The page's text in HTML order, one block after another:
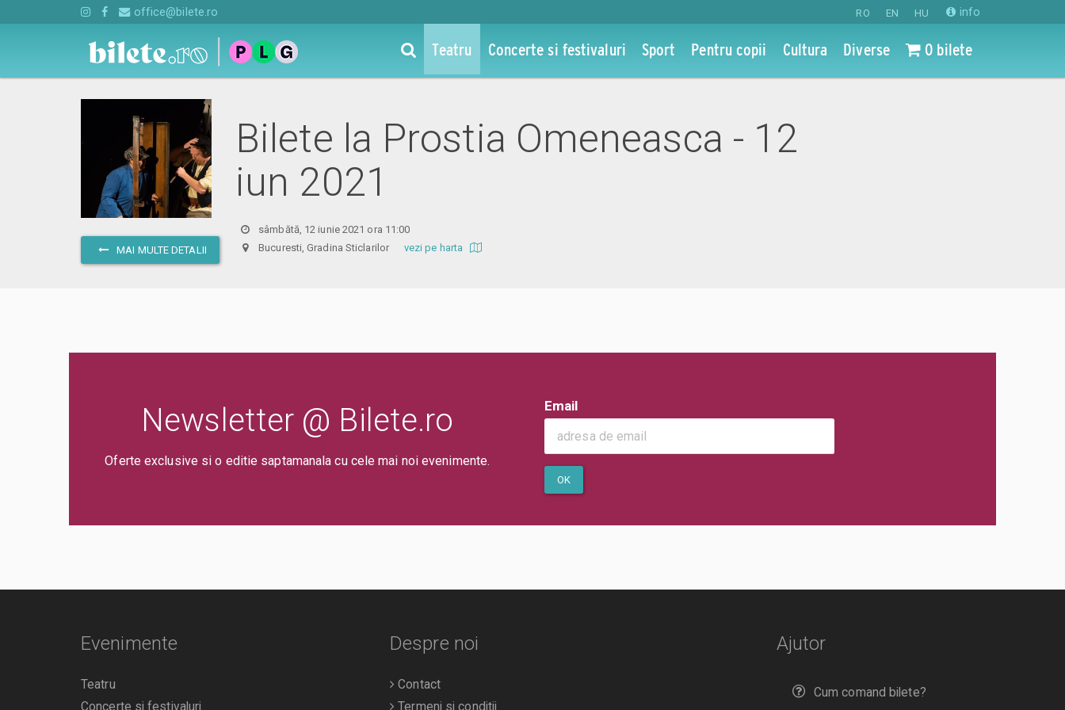
RO EN HU info
office@bilete.ro
Teatru Concerte si festivaluri Sport Pentru copii Cultura Diverse 0 bilete
MAI MULTE DETALII
Bilete la Prostia Omeneasca - 12
iun 2021
sâmbătă, 12 iunie 2021 ora 11:00
Bucuresti, Gradina Sticlarilor vezi pe harta
Newsletter @ Bilete.ro
Oferte exclusive si o editie saptamanala cu cele mai noi evenimente.
Email
OK
Ajutor
Cum comand bilete?
Evenimente
Teatru
Concerte si festivaluri
Despre noi
Contact
Termeni si conditii